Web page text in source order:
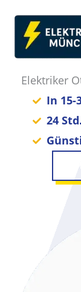
Inhalt
springen
Elektriker
In 15-
24